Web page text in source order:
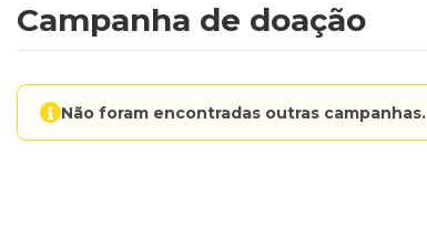
Campanha de doação
Não foram encontradas outras campanhas.